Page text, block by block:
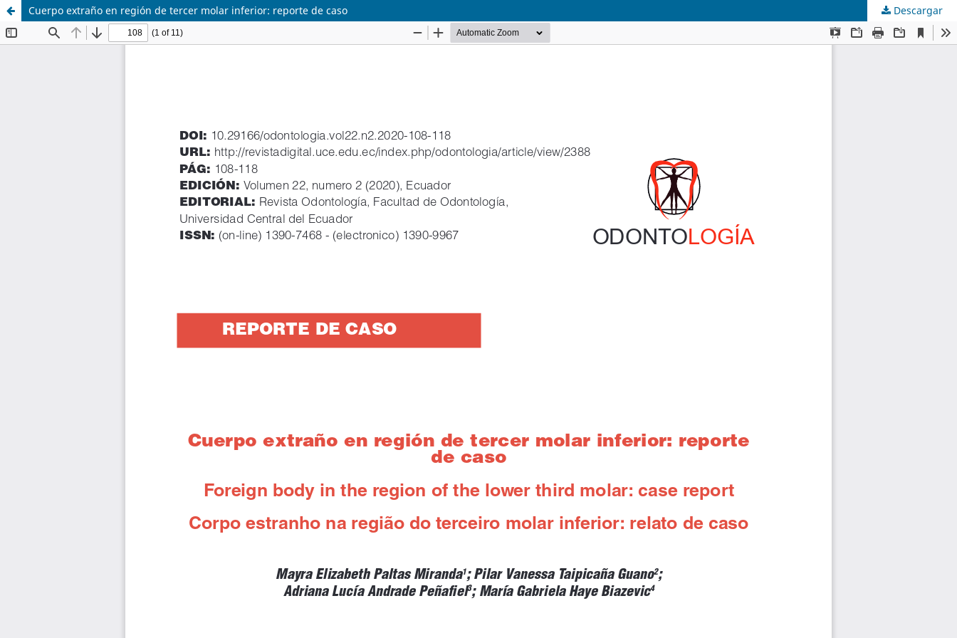
Cuerpo extraño en región de tercer molar inferior: reporte de caso Descargar